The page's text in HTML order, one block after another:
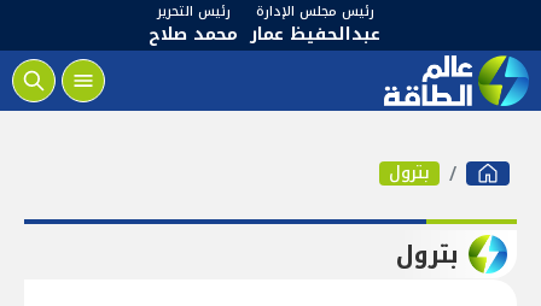
رئيس مجلس الإدارة
عبدالحفيظ عمار
رئيس التحرير
محمد صلاح
بترول
بترول